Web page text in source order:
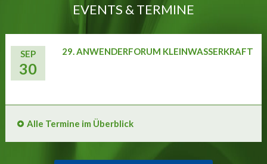
EVENTS & TERMINE
SEP
30
29. ANWENDERFORUM KLEINWASSERKRAFT
Alle Termine im Überblick